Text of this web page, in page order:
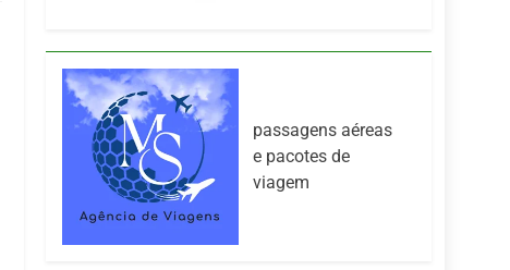
passagens aéreas
e pacotes de
viagem